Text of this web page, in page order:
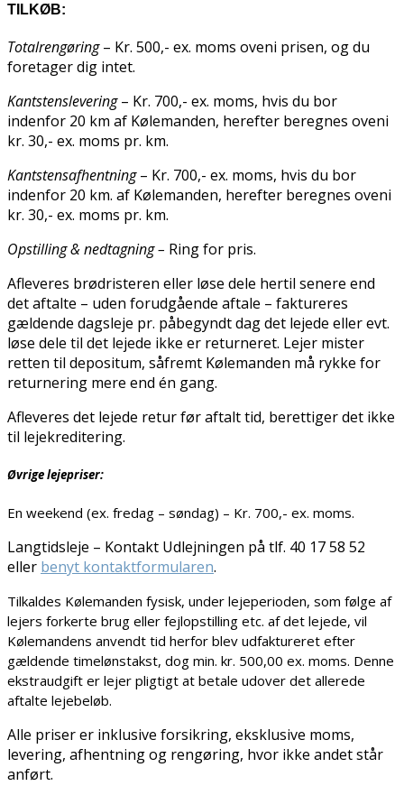
TILKØB:
Totalrengøring– Kr. 500,- ex. moms oveni prisen, og du
foretager dig intet.
Kantstenslevering– Kr. 700,- ex. moms, hvis du bor
indenfor 20 km af Kølemanden, herefter beregnes oveni
kr. 30,- ex. moms pr. km.
Kantstensafhentning– Kr. 700,- ex. moms, hvis du bor
indenfor 20 km. af Kølemanden, herefter beregnes oveni
kr. 30,- ex. moms pr. km.
Opstilling & nedtagning – Ring for pris.
Afleveres brødristeren eller løse dele hertil senere end
det aftalte – uden forudgående aftale – faktureres
gældende dagsleje pr. påbegyndt dag det lejede eller evt.
løse dele til det lejede ikke er returneret. Lejer mister
retten til depositum, såfremt Kølemanden må rykke for
returnering mere end én gang.
Afleveres det lejede retur før aftalt tid, berettiger det ikke
til lejekreditering.
Øvrige lejepriser:
En weekend (ex. fredag – søndag) – Kr. 700,- ex. moms.
Langtidsleje – Kontakt Udlejningen på tlf. 40 17 58 52
eller benyt kontaktformularen.
Tilkaldes Kølemanden fysisk, under lejeperioden, som følge af
lejers forkerte brug eller fejlopstilling etc. af det lejede, vil
Kølemandens anvendt tid herfor blev udfaktureret efter
gældende timelønstakst, dog min. kr. 500,00 ex. moms. Denne
ekstraudgift er lejer pligtigt at betale udover det allerede
aftalte lejebeløb.
Alle priser er inklusive forsikring, eksklusive moms,
levering, afhentning og rengøring, hvor ikke andet står
anført.